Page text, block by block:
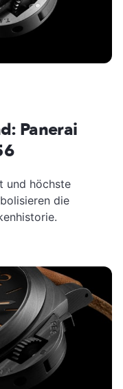
Panerai
und höchste
die